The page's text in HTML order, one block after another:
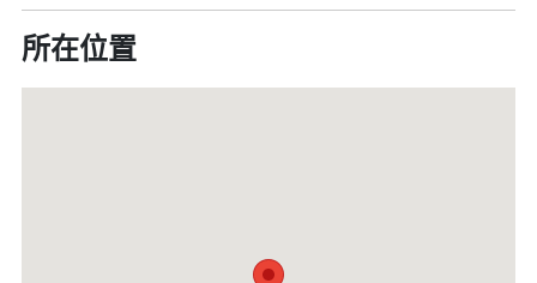
所在位置